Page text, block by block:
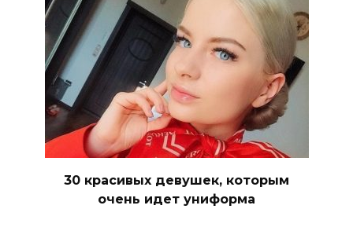
30 красивых девушек, которым
очень идет униформа